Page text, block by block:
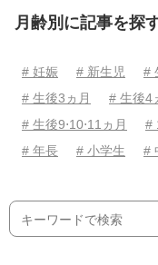
月齢別に記事を探
# 妊娠 # 新生児 #
# 生後3ヵ月
# 生後4
# 生後9⋅10⋅11ヵ月
#
# 年長
# 小学生 #